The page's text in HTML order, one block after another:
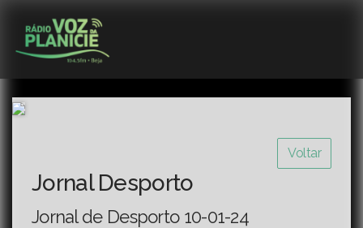
Voltar
Jornal Desporto
Jornal de Desporto 10-01-24